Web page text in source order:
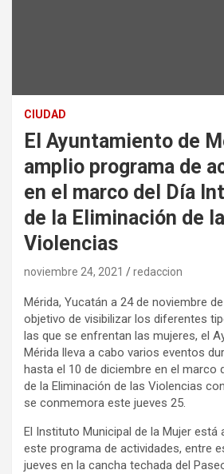
CIUDAD
El Ayuntamiento de
amplio programa de
en el marco del Día
de la Eliminación de
Violencias
noviembre 24, 2021 redaccion
Mérida, Yucatán a 24 de noviembre
objetivo de visibilizar los diferentes
las que se enfrentan las mujeres, el
Mérida lleva a cabo varios eventos
hasta el 10 de diciembre en el marco
de la Eliminación de las Violencias
se conmemora este jueves 25.
El Instituto Municipal de la Mujer está
este programa de actividades, entre
jueves en la cancha techada del